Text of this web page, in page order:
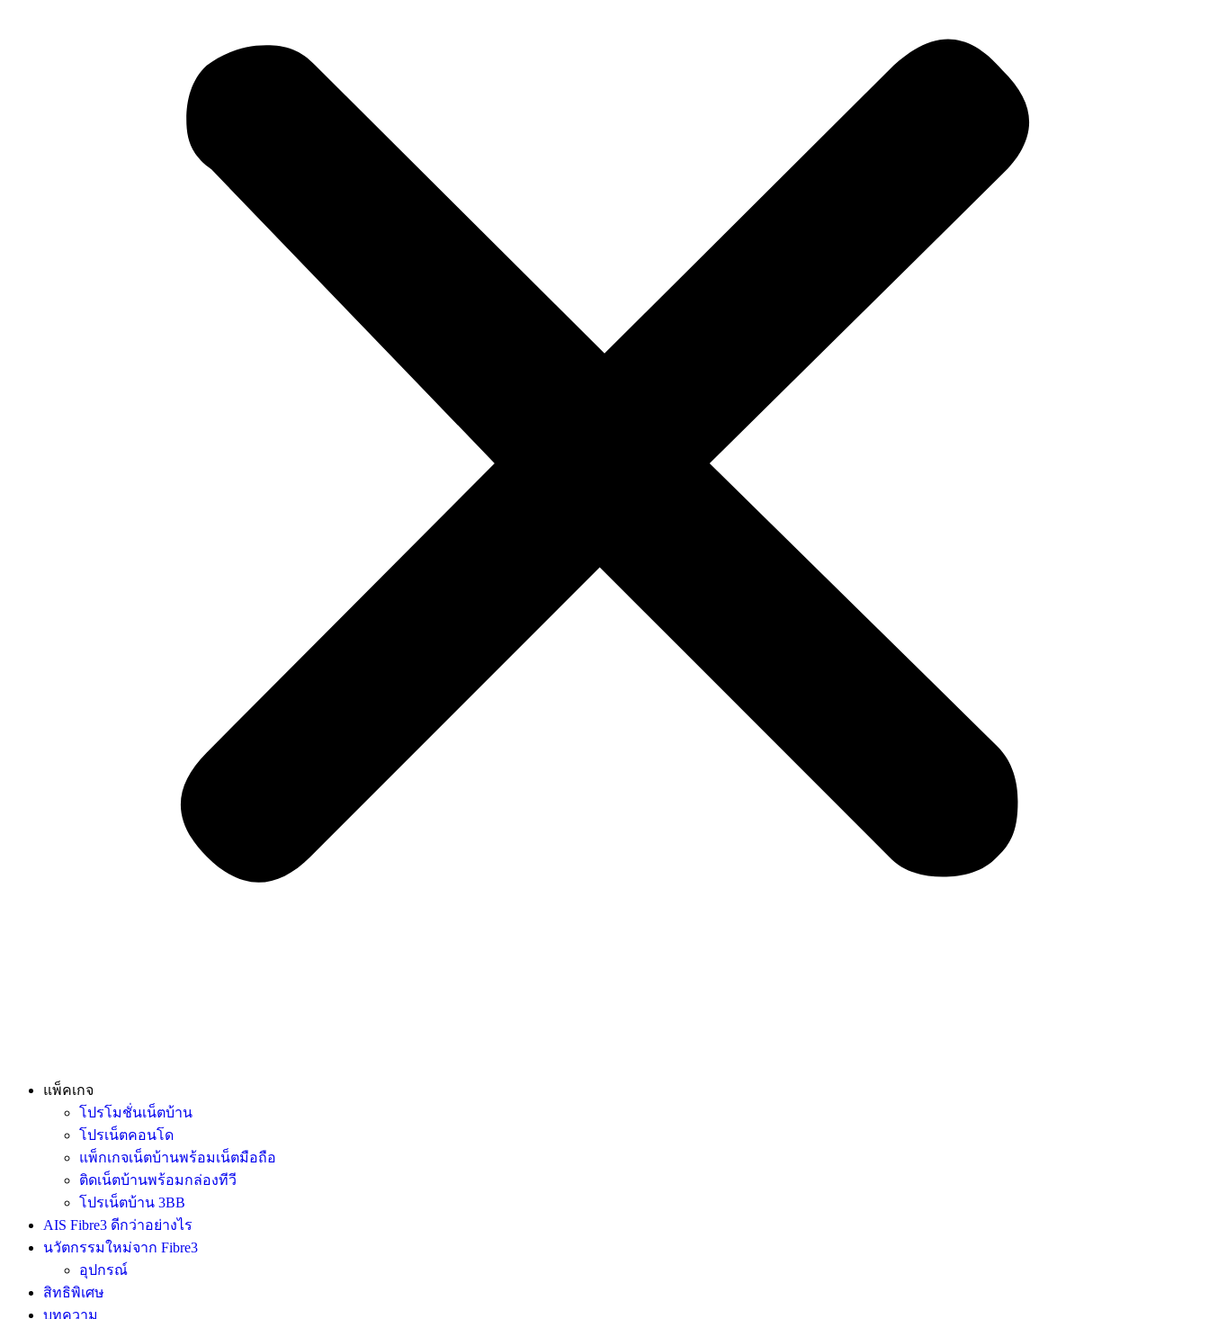
แพ็คเกจ
โปรโมชั่นเน็ตบ้าน
โปรเน็ตคอนโด
แพ็กเกจเน็ตบ้านพร้อมเน็ตมือถือ
ติดเน็ตบ้านพร้อมกล่องทีวี
โปรเน็ตบ้าน 3BB
AIS Fibre3 ดีกว่าอย่างไร
นวัตกรรมใหม่จาก Fibre3
อุปกรณ์
สิทธิพิเศษ
บทความ